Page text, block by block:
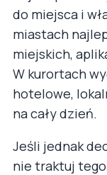
do miejsca i
miastach
miejskich,
W kurortach
hotelowe,
na cały dzień.
Jeśli jednak
nie traktuj